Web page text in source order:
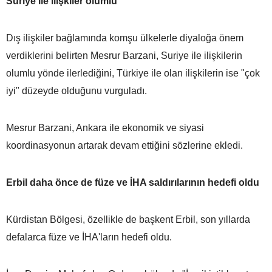
Dış ilişkiler bağlamında komşu ülkelerle diyaloğa önem
verdiklerini belirten Mesrur Barzani, Suriye ile ilişkilerin
olumlu yönde ilerlediğini, Türkiye ile olan ilişkilerin ise "çok
iyi" düzeyde olduğunu vurguladı.
Mesrur Barzani, Ankara ile ekonomik ve siyasi
koordinasyonun artarak devam ettiğini sözlerine ekledi.
Erbil daha önce de füze ve İHA saldırılarının hedefi oldu
Kürdistan Bölgesi, özellikle de başkent Erbil, son yıllarda
defalarca füze ve İHA'ların hedefi oldu.